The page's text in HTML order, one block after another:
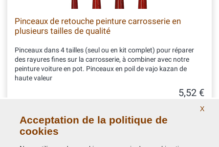
Pinceaux de retouche peinture carrosserie en
plusieurs tailles de qualité
Pinceaux dans 4 tailles (seul ou en kit complet) pour réparer
des rayures fines sur la carrosserie, à combiner avec notre
peinture voiture en pot. Pinceaux en poil de vajo kazan de
haute valeur
5,52 €
X
Acceptation de la politique de
cookies